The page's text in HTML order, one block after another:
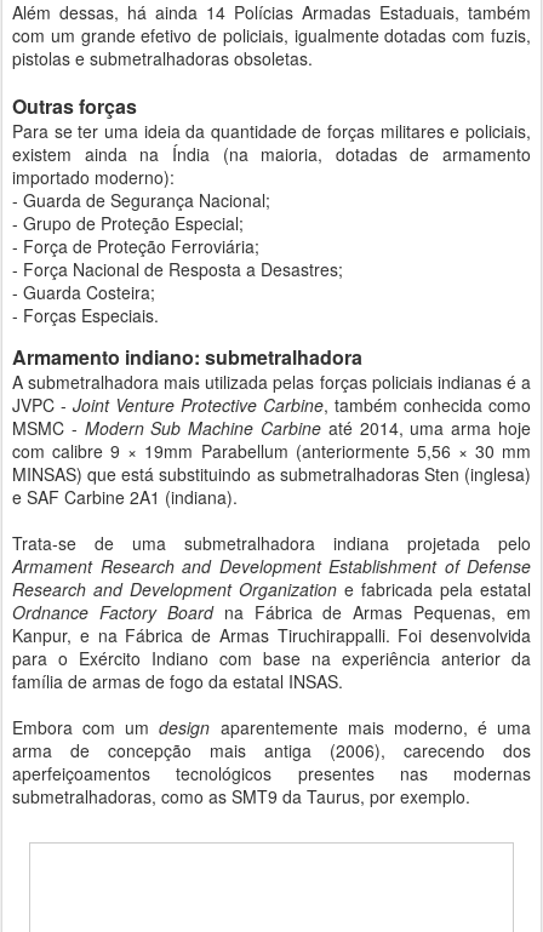
Além dessas, há ainda 14 Polícias Armadas Estaduais, também
com um grande efetivo de policiais, igualmente dotadas com fuzis,
pistolas e submetralhadoras obsoletas.
Outras forças
Para se ter uma ideia da quantidade de forças militares e policiais,
existem ainda na Índia (na maioria, dotadas de armamento
importado moderno):
- Guarda de Segurança Nacional;
- Grupo de Proteção Especial;
- Força de Proteção Ferroviária;
- Força Nacional de Resposta a Desastres;
- Guarda Costeira;
- Forças Especiais.
Armamento indiano: submetralhadora
A submetralhadora mais utilizada pelas forças policiais indianas é a
JVPC - Joint Venture Protective Carbine, também conhecida como
MSMC - Modern Sub Machine Carbine até 2014, uma arma hoje
com calibre 9 × 19mm Parabellum (anteriormente 5,56 × 30 mm
MINSAS) que está substituindo as submetralhadoras Sten (inglesa)
e SAF Carbine 2A1 (indiana).
Trata-se de uma submetralhadora indiana projetada pelo
Armament Research and Development Establishment of Defense
Research and Development Organization e fabricada pela estatal
Ordnance Factory Boardna Fábrica de Armas Pequenas, em
Kanpur, e na Fábrica de Armas Tiruchirappalli. Foi desenvolvida
para o Exército Indiano com base na experiência anterior da
família de armas de fogo da estatal INSAS.
Embora com umdesign aparentemente mais moderno, é uma
arma de concepção mais antiga (2006), carecendo dos
aperfeiçoamentos tecnológicos presentes nas modernas
submetralhadoras, como as SMT9 da Taurus, por exemplo.